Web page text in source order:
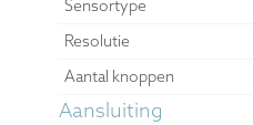
Sensortype
Resolutie
Aantal knoppen
Aansluiting